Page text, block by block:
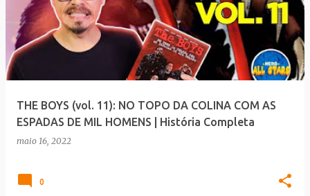
THE BOYS (vol. 11): NO TOPO DA COLINA COM AS
ESPADAS DE MIL HOMENS | História Completa
maio 16, 2022
0